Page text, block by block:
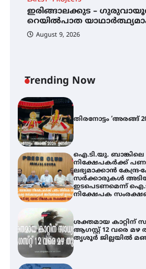
ഇരിങ്ങാലക്കുട –
റെയിൽപാത
August 9, 2026
Trending Now
ഇംഗ്ളീഷ്
ഡോക്ടറേറ്റ്
തിരനോട്ടം ‘അരങ്ങ്
ഐ.ടി.യു. ബാങ്കിലെ
നിക്ഷേപകർക്ക്
ലഭ്യമാക്കാൻ കേന്ദ്ര-
സർക്കാരുകൾ
ഇടപെടണമെന്ന്
നിക്ഷേപക
ശക്തമായ കാറ്റിന്
ആഗസ്റ്റ് 12 വരെ മഴ
തൃശൂർ ജില്ലയിൽ